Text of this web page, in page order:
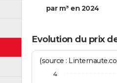
par m³ en 2024
Evolution du prix
(source :
4